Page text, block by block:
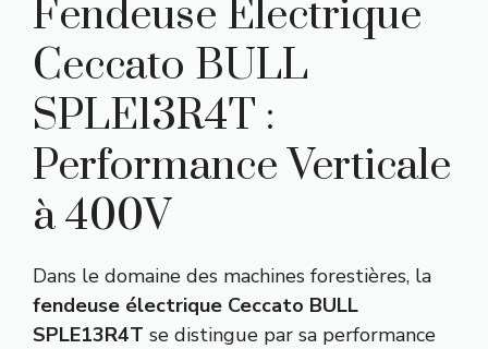
Fendeuse Électrique
Ceccato BULL
SPLE13R4T :
Performance Verticale
à 400V
Dans le domaine des machines forestières, la
fendeuse électrique Ceccato BULL
SPLE13R4T se distingue par sa performance